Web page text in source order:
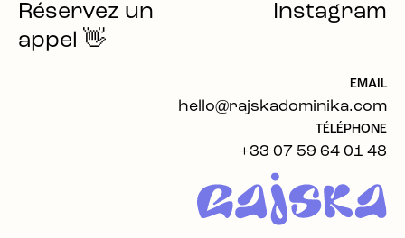
Réservez un
appel 👋
Instagram
EMAIL
hello@rajskadominika.com
TÉLÉPHONE
+33 07 59 64 01 48